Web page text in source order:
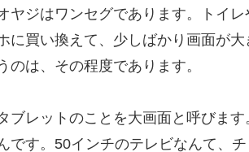
ヤジはワンセグであります。トイ
に買い換えて、少しばかり画面が
のは、その程度であります。
ブレットのことを大画面と呼びま
です。50インチのテレビなんて、